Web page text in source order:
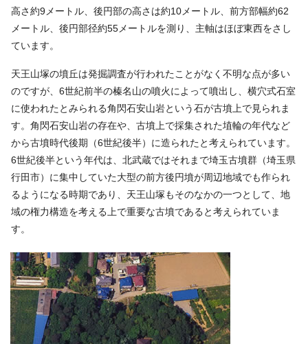
高さ約9メートル、後円部の高さは約10メートル、前方部幅約62
メートル、後円部径約55メートルを測り、主軸はほぼ東西をさし
ています。
天王山塚の墳丘は発掘調査が行われたことがなく不明な点が多い
のですが、6世紀前半の榛名山の噴火によって噴出し、横穴式石室
に使われたとみられる角閃石安山岩という石が古墳上で見られま
す。角閃石安山岩の存在や、古墳上で採集された埴輪の年代など
から古墳時代後期（6世紀後半）に造られたと考えられています。
6世紀後半という年代は、北武蔵ではそれまで埼玉古墳群（埼玉県
行田市）に集中していた大型の前方後円墳が周辺地域でも作られ
るようになる時期であり、天王山塚もそのなかの一つとして、地
域の権力構造を考える上で重要な古墳であると考えられていま
す。